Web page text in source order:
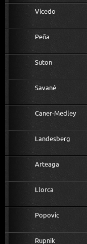
Vicedo
Peña
Suton
Savané
Caner-Medley
Landesberg
Arteaga
Llorca
Popovic
Rupnik